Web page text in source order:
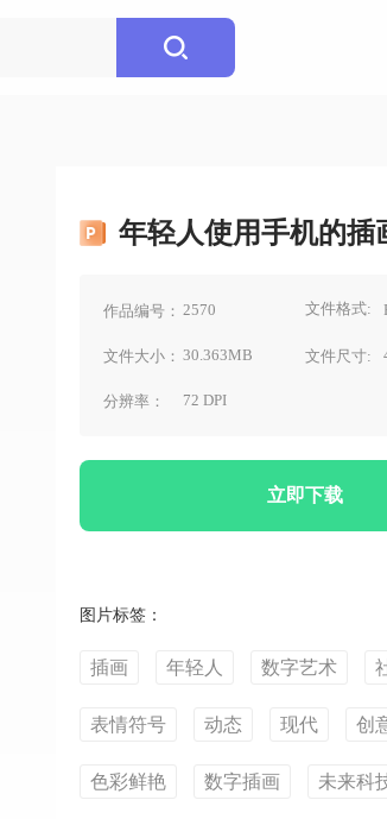
年轻人使用手机的插
作品编号： 2570 文件格式:
文件大小： 30.363MB 文件尺寸:
分辨率： 72 DPI
立即下载
图片标签：
插画 年轻人 数字艺术
表情符号 动态 现代 创
色彩鲜艳 数字插画 未来科